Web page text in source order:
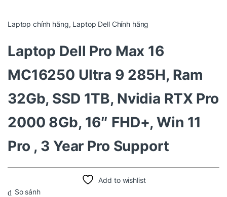
Laptop chính hãng, Laptop Dell Chính hãng
Laptop Dell Pro Max 16
MC16250 Ultra 9 285H, Ram
32Gb, SSD 1TB, Nvidia RTX Pro
2000 8Gb, 16″ FHD+, Win 11
Pro , 3 Year Pro Support
Add to wishlist
So sánh